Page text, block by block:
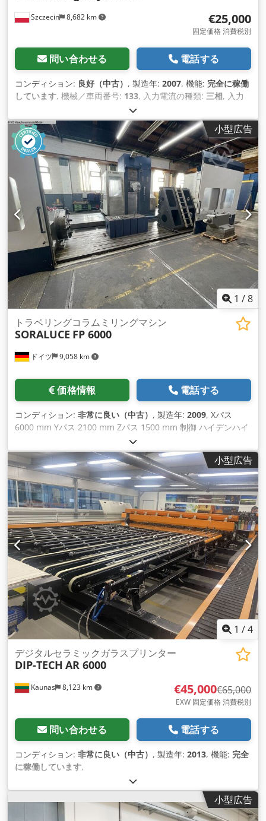
Szczecin 8,682 km €25,000
固定価格 消費税別
問い合わせる 電話する
コンディション: 良好（中古） , 製造年: 2007, 機能: 完全に稼働
しています, 機械／車両番号: 133, 入力電流の種類: 三相, 入力
, 入力周波数:
ュメント / マニュアル,
小型広告
1 /8
ドイツ 9,058 km
トラベリングコラムミリングマシン
SORALUCE FP 6000
価格情報 電話する
コンディション: 非常に良い（中古） , 製造年: 2009, Xパス
6000 mm Yパス 2100 mm Zパス 1500 mm 制御 ハイデンハイ
ン iTNC 530 送り速度 2- 20 m/min 主軸回転速度 20 -4000
rpm テーブル寸法 - 長手方向 7000 mm テーブル横寸法 2000
mm 総所要動力 79 kW 機械重量 約55トン 所要スペース 約 15
x 7 x 4.6 m SORALUCE FP6000 は非常に良好な状態です。 オ
プションアクセサリー： # クランプアングル：5,000.-€。 # ク
ランピングキューブ：2,000.-€。 # 各種ツール＆作業台：
2,000.-€。 説明 - CNC制御：ハイデンハインITNC 530 直交フ
ライスヘッド - ツールホルダー: ISO 50, DIN69871 AD Dodpfx
Aovwgl Asfqsck - 自動工具クランプ: クランプ力 20,000 N - 部
品精度/繰り返し精度: ± 3秒 == ± 0.002 mm - プルスタッド：
DIN 69872 フォームA - スイベルポジション数: 1 x 1°ミーリン
グヘッド(後面360ポジション、前面270ポジション) 平面, 前面
270 位置) - スピンドルベアリング直径: 90 - シーリングエアー:
0.7 bar メインドライブ - 駆動タイプ： 三相モーター - 駆動
力： 100 % ED 32 kW スピンドル - 主軸回転数: 20 - 4000 rpm
- フル出力: 340 rpm - 32 kW/S1でのトルク: 910 Nm - 速度制
御: スター/デルタ接続による2レンジ無段階可変 早送り: 最大
35000 mm/min
小型広告
1 /4
Kaunas 8,123 km
デジタルセラミックガラスプリンター
DIP-TECH AR 6000
€45,000€65,000
EXW 固定価格 消費税別
問い合わせる 電話する
コンディション: 非常に良い（中古） , 製造年: 2013, 機能: 完全
に稼働しています,
小型広告